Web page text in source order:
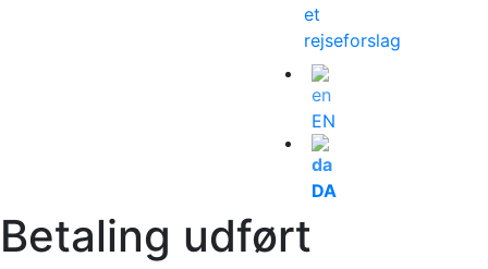
et
rejseforslag
EN
DA
Betaling udført